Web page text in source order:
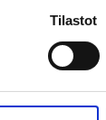
Tilastot